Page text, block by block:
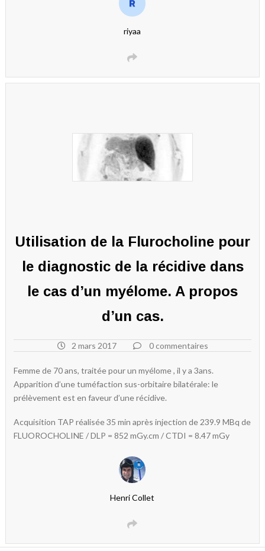
riyaa
Utilisation de la Flurocholine pour
le diagnostic de la récidive dans
le cas d’un myélome. A propos
d’un cas.
2 mars 2017 0 commentaires
Femme de 70 ans, traitée pour un myélome , il y a 3ans.
Apparition d’une tuméfaction sus-orbitaire bilatérale: le
prélèvement est en faveur d’une récidive.
Acquisition TAP réalisée 35 min après injection de 239.9 MBq de
FLUOROCHOLINE / DLP = 852 mGy.cm / CTDI = 8.47 mGy
Henri Collet